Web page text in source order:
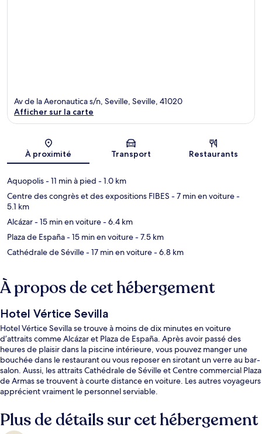
Carte
Av de la Aeronautica s/n, Seville, Seville, 41020
Afficher sur la carte
À proximité Transport Restaurants
Aquopolis- 11 min à pied - 1.0 km
Centre des congrès et des expositions FIBES - 7 min en voiture-
5.1 km
Alcázar- 15 min en voiture- 6.4 km
Plaza de España- 15 min en voiture- 7.5 km
Cathédrale de Séville- 17 min en voiture- 6.8 km
À propos de cet hébergement
Hotel Vértice Sevilla
Hotel Vértice Sevilla se trouve à moins de dix minutes en voiture
d’attraits comme Alcázar et Plaza de España. Après avoir passé des
heures de plaisir dans la piscine intérieure, vous pouvez manger une
bouchée dans le restaurant ou vous reposer en sirotant un verre au bar-
salon. Aussi, les attraits Cathédrale de Séville et Centre commercial Plaza
de Armas se trouvent à courte distance en voiture. Les autres voyageurs
apprécient vraiment le personnel serviable.
Plus de détails sur cet hébergement